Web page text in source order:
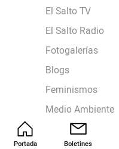
Portada Boletines
El Salto TV
El Salto Radio
Fotogalerías
Blogs
Feminismos
Medio Ambiente
Derechos sociales